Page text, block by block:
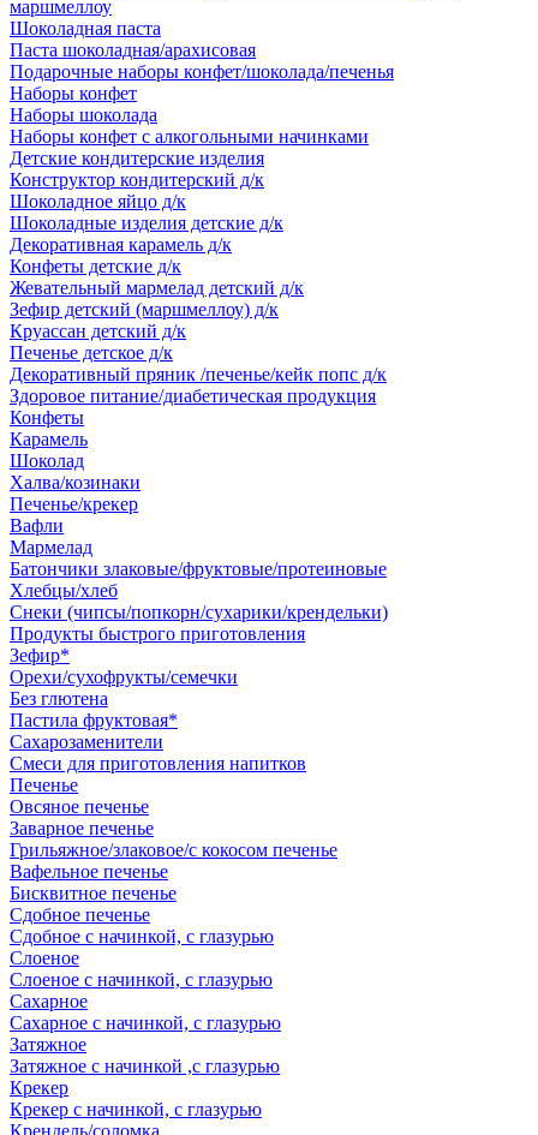
маршмеллоу
Шоколадная паста
Паста шоколадная/арахисовая
Подарочные наборы конфет/шоколада/печенья
Наборы конфет
Наборы шоколада
Наборы конфет с алкогольными начинками
Детские кондитерские изделия
Конструктор кондитерский д/к
Шоколадное яйцо д/к
Шоколадные изделия детские д/к
Декоративная карамель д/к
Конфеты детские д/к
Жевательный мармелад детский д/к
Зефир детский (маршмеллоу) д/к
Круассан детский д/к
Печенье детское д/к
Декоративный пряник /печенье/кейк попс д/к
Здоровое питание/диабетическая продукция
Конфеты
Карамель
Шоколад
Халва/козинаки
Печенье/крекер
Вафли
Мармелад
Батончики злаковые/фруктовые/протеиновые
Хлебцы/хлеб
Снеки (чипсы/попкорн/сухарики/крендельки)
Продукты быстрого приготовления
Зефир*
Орехи/сухофрукты/семечки
Без глютена
Пастила фруктовая*
Сахарозаменители
Смеси для приготовления напитков
Печенье
Овсяное печенье
Заварное печенье
Грильяжное/злаковое/с кокосом печенье
Вафельное печенье
Бисквитное печенье
Сдобное печенье
Сдобное с начинкой, с глазурью
Слоеное
Слоеное с начинкой, с глазурью
Сахарное
Сахарное с начинкой, с глазурью
Затяжное
Затяжное с начинкой ,с глазурью
Крекер
Крекер с начинкой, с глазурью
Крендель/соломка